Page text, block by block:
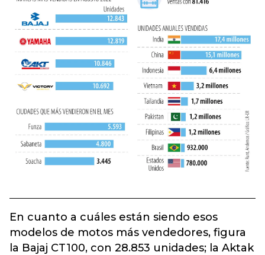
En cuanto a cuáles están siendo esos
modelos de motos más vendedores, figura
la Bajaj CT100, con 28.853 unidades; la Aktak